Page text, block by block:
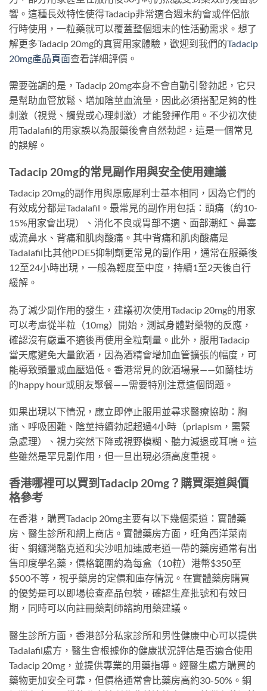
響。這種長效特性使得Tadacip非常適合週末約會或伴侶旅
行時使用，一粒藥就可以覆蓋整個週末的性活動需求。想了
解更多Tadacip 20mg的真實用家體驗，歡迎到我們的Tadacip
20mg產品頁面查看詳細評價。
需要強調的是，Tadacip 20mg本身不會自動引發勃起，它只
是幫助血管放鬆、增加陰莖血流量，因此必須搭配足夠的性
刺激（視覺、觸覺或心理刺激）才能發揮作用。不少初次使
用Tadalafil的用家誤以為服藥後會自然勃起，這是一個常見
的誤解。
Tadacip 20mg的常見副作用與安全使用建議
Tadacip 20mg的副作用與原廠犀利士基本相同，因為它們的
有效成分都是Tadalafil。最常見的副作用包括：頭痛（約10-
15%用家會出現）、消化不良或胃部不適、面部潮紅、鼻塞
或流鼻水、背痛和肌肉酸痛。其中背痛和肌肉酸痛是
Tadalafil比其他PDE5抑制劑更常見的副作用，通常在服藥後
12至24小時出現，一般為輕度至中度，持續1至2天後自行
緩解。
為了減少副作用的發生，建議初次使用Tadacip 20mg的用家
可以考慮從半粒（10mg）開始，測試身體對藥物的反應，
確認沒有嚴重不適後再使用全粒劑量。此外，服用Tadacip
當天應避免大量飲酒，因為酒精會增加血管擴張的幅度，可
能導致頭暈或血壓過低。香港常見的飲酒場景——如蘭桂坊
的happy hour或朋友聚餐——需要特別注意這個問題。
如果出現以下情況，應立即停止服用並尋求醫療協助：胸
痛、呼吸困難、陰莖持續勃起超過4小時（priapism，需緊
急處理）、視力突然下降或視野模糊、聽力減退或耳鳴。這
些雖然是罕見副作用，但一旦出現必須高度重視。
香港哪裡可以買到Tadacip 20mg？購買渠道與價
格參考
在香港，購買Tadacip 20mg主要有以下幾個渠道：實體藥
房、醫生診所和網上商店。實體藥房方面，旺角西洋菜南
街、銅鑼灣駱克道和尖沙咀加連威老道一帶的藥房通常有出
售印度學名藥，價格範圍約為每盒（10粒）港幣$350至
$500不等，視乎藥房的定價和庫存情況。在實體藥房購買
的優勢是可以即場檢查產品包裝，確認生產批號和有效日
期，同時可以向註冊藥劑師諮詢用藥建議。
醫生診所方面，香港部分私家診所和男性健康中心可以提供
Tadalafil處方，醫生會根據你的健康狀況評估是否適合使用
Tadacip 20mg，並提供專業的用藥指導。經醫生處方購買的
藥物更加安全可靠，但價格通常會比藥房高約30-50%。銅